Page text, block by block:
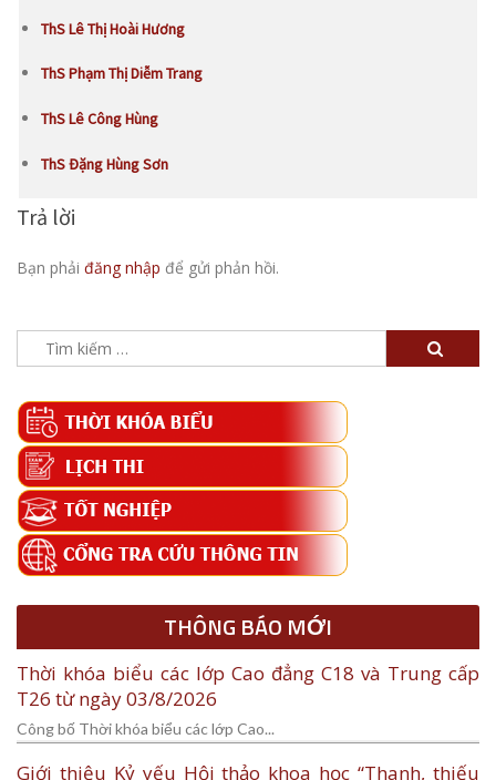
ThS Lê Thị Hoài Hương
ThS Phạm Thị Diễm Trang
ThS Lê Công Hùng
ThS Đặng Hùng Sơn
Trả lời
Bạn phải đăng nhập để gửi phản hồi.
kiếm
THÔNG BÁO MỚI
Thời khóa biểu các lớp Cao đẳng C18 và Trung cấp
T26 từ ngày 03/8/2026
Công bố Thời khóa biểu các lớp Cao...
Giới thiệu Kỷ yếu Hội thảo khoa học “Thanh, thiếu